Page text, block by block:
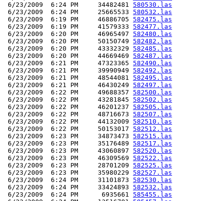
6/23/2009  6:24 PM     34482481 580530.las
6/23/2009  6:24 PM     25665533 580532.las
6/23/2009  6:19 PM     46886705 582475.las
6/23/2009  6:19 PM     41579333 582477.las
6/23/2009  6:20 PM     46965497 582480.las
6/23/2009  6:20 PM     50150749 582482.las
6/23/2009  6:20 PM     43332329 582485.las
6/23/2009  6:20 PM     44669469 582487.las
6/23/2009  6:21 PM     47323365 582490.las
6/23/2009  6:21 PM     39990949 582492.las
6/23/2009  6:21 PM     48544081 582495.las
6/23/2009  6:21 PM     46430249 582497.las
6/23/2009  6:22 PM     49688357 582500.las
6/23/2009  6:22 PM     43281845 582502.las
6/23/2009  6:22 PM     46201237 582505.las
6/23/2009  6:22 PM     48716673 582507.las
6/23/2009  6:22 PM     44132009 582510.las
6/23/2009  6:22 PM     50153017 582512.las
6/23/2009  6:23 PM     34873473 582515.las
6/23/2009  6:23 PM     35176489 582517.las
6/23/2009  6:23 PM     43060897 582520.las
6/23/2009  6:23 PM     46309569 582522.las
6/23/2009  6:23 PM     28701209 582525.las
6/23/2009  6:23 PM     35980229 582527.las
6/23/2009  6:24 PM     31101873 582530.las
6/23/2009  6:24 PM     33424893 582532.las
6/23/2009  6:24 PM      6935661 585455.las